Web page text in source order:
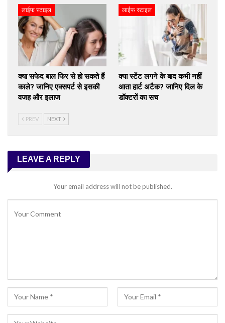
लाईफ स्टाइल
क्या सफेद बाल फिर से हो सकते हैं
काले? जानिए एक्सपर्ट से इसकी
वजह और इलाज
लाईफ स्टाइल
क्या स्टेंट लगने के बाद कभी नहीं
आता हार्ट अटैक? जानिए दिल के
डॉक्टरों का सच
PREV NEXT
LEAVE A REPLY
Your email address will not be published.